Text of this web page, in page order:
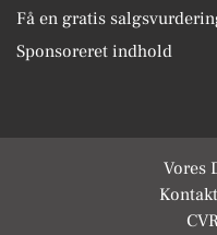
Få en gratis
Sponsoreret indhold
Vores